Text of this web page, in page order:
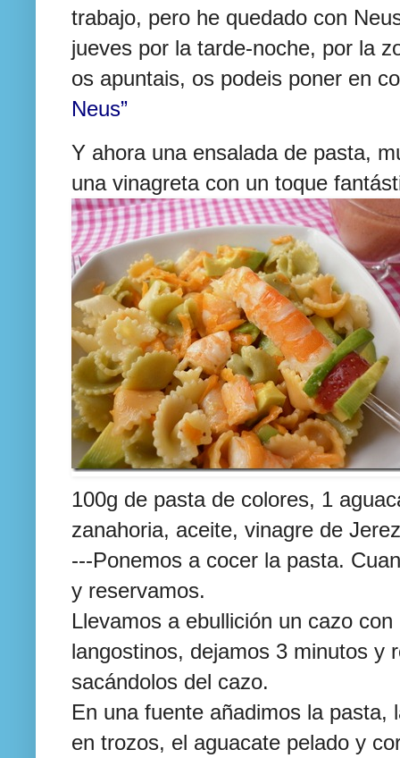
trabajo, pero he quedado con
jueves por la tarde-noche, por la
os apuntais, os podeis poner en
Neus”
Y ahora una ensalada de pasta,
una vinagreta con un toque
100g de pasta de colores, 1
zanahoria, aceite, vinagre de
---Ponemos a cocer la pasta.
y reservamos.
Llevamos a ebullición un cazo
langostinos, dejamos 3 minutos y
sacándolos del cazo.
En una fuente añadimos la pasta,
en trozos, el aguacate pelado y